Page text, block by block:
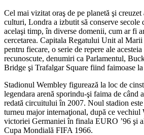
Cel mai vizitat oraş de pe planetă şi
culturi, Londra a izbutit să conserve secole
acelaşi timp, în diverse domenii, cum ar fi
cercetarea. Capitala Regatului Unit al
pentru fiecare, o serie de repere ale
recunoscute, denumiri ca Parlamentul,
Bridge şi Trafalgar Square fiind faimoase
Stadionul Wembley figurează la loc de
legendara arenă sporindu-şi faima de când
redată circuitului în 2007. Noul stadion
turneu major internaţional, după ce vechiul
victoriei Germaniei în finala EURO ’96 şi
Cupa Mondială FIFA 1966.